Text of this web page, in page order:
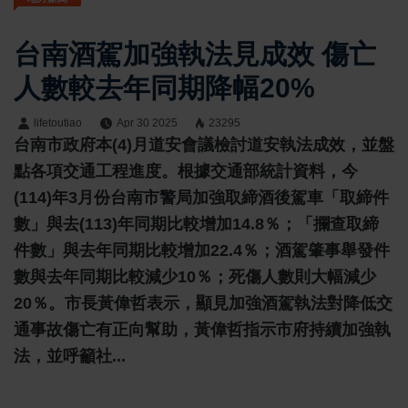
台南酒駕加強執法見成效 傷亡
人數較去年同期降幅20%
lifetoutiao Apr 30 2025 23295
台南市政府本(4)月道安會議檢討道安執法成效，並盤
點各項交通工程進度。根據交通部統計資料，今
(114)年3月份台南市警局加強取締酒後駕車「取締件
數」與去(113)年同期比較增加14.8％；「攔查取締
件數」與去年同期比較增加22.4％；酒駕肇事舉發件
數與去年同期比較減少10％；死傷人數則大幅減少
20％。市長黃偉哲表示，顯見加強酒駕執法對降低交
通事故傷亡有正向幫助，黃偉哲指示市府持續加強執
法，並呼籲社...